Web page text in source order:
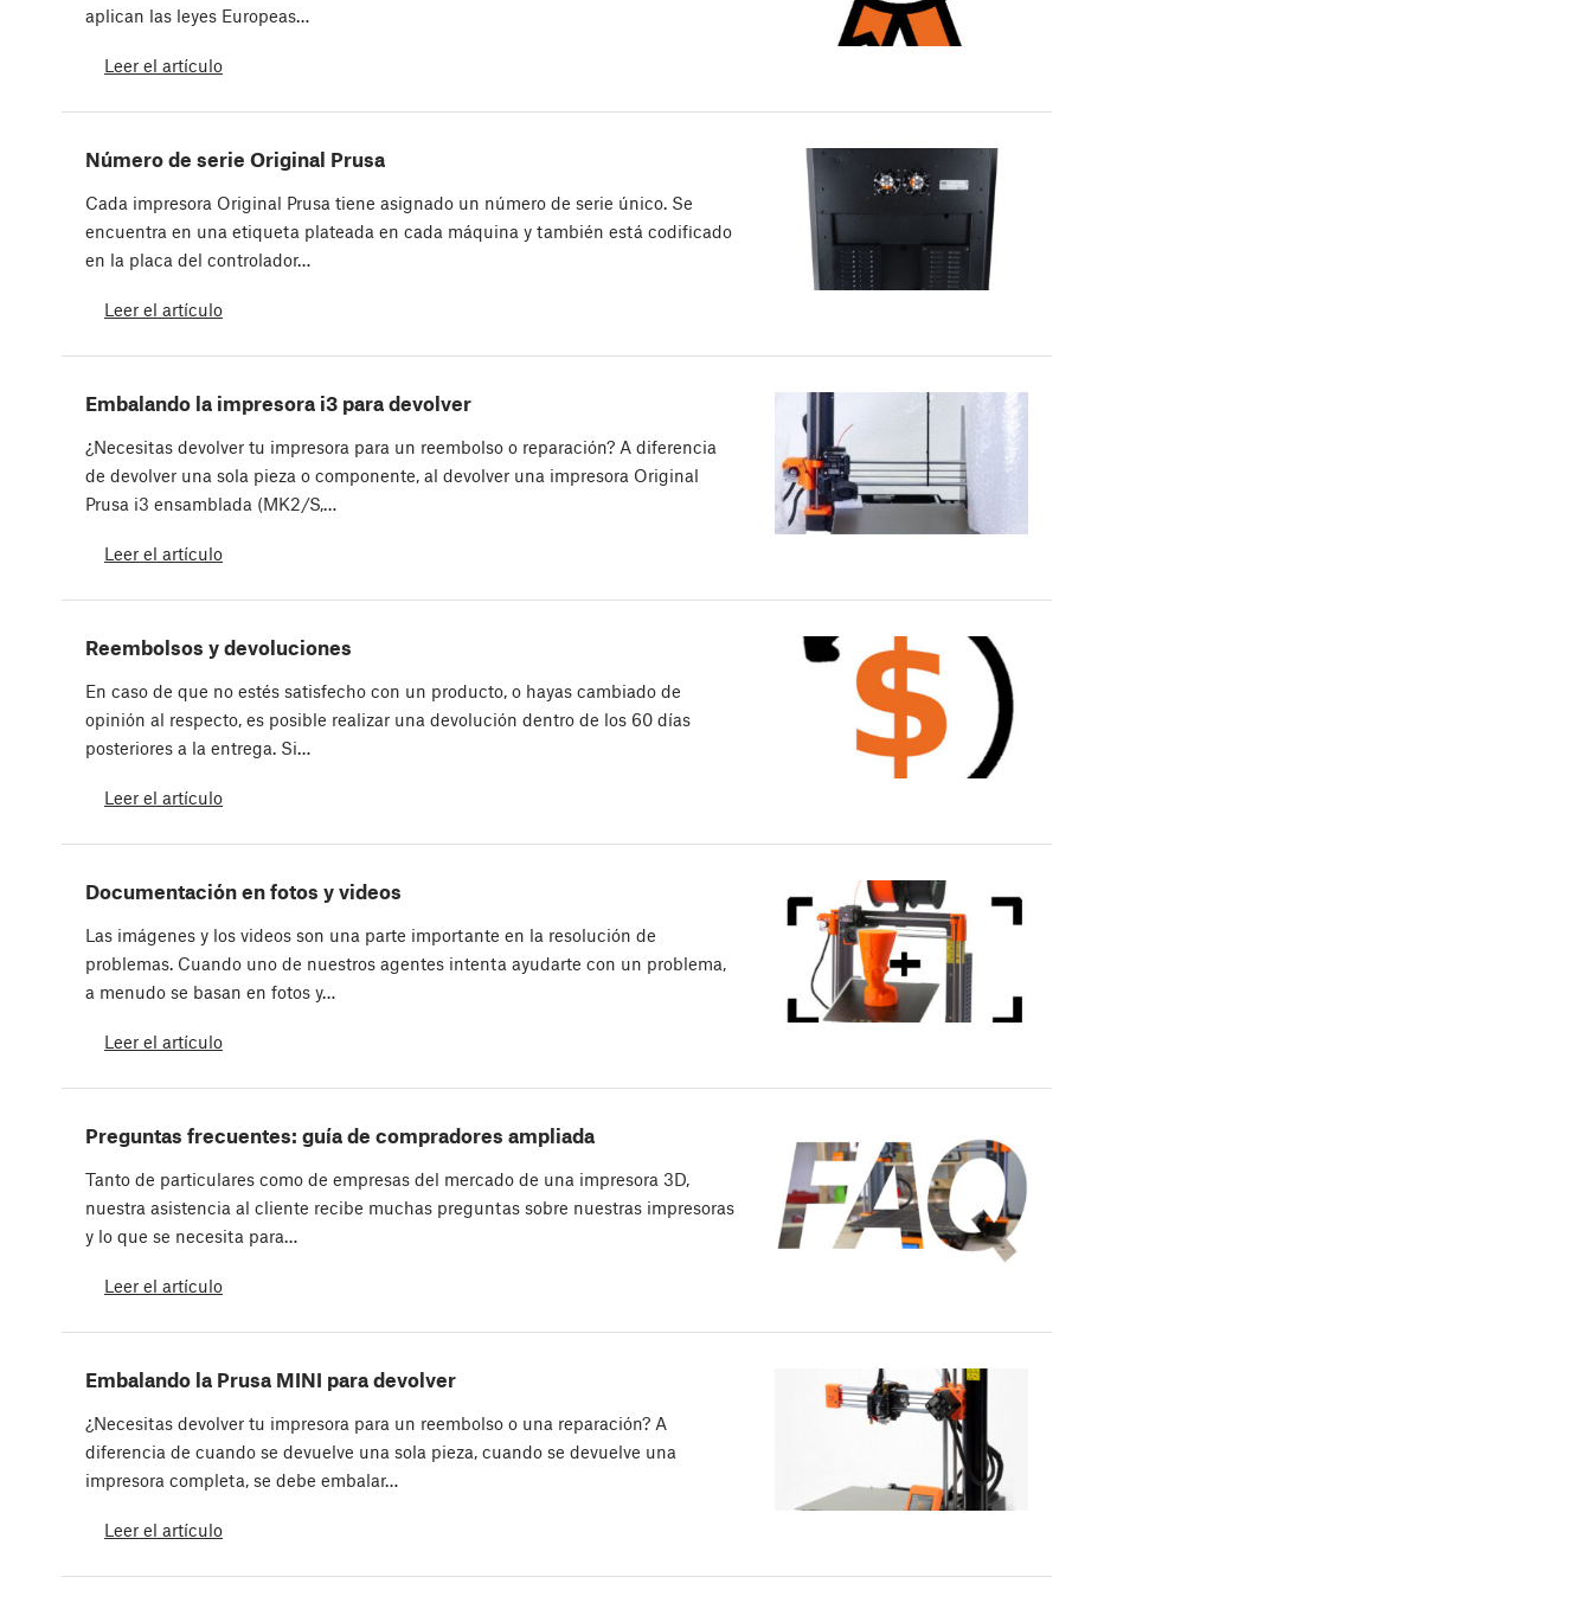
aplican las leyes Europeas…
Leer el artículo
Número de serie Original Prusa
Cada impresora Original Prusa tiene asignado un número de serie único. Se
encuentra en una etiqueta plateada en cada máquina y también está codificado
en la placa del controlador…
Leer el artículo
Embalando la impresora i3 para devolver
¿Necesitas devolver tu impresora para un reembolso o reparación? A diferencia
de devolver una sola pieza o componente, al devolver una impresora Original
Prusa i3 ensamblada (MK2/S,…
Leer el artículo
Reembolsos y devoluciones
En caso de que no estés satisfecho con un producto, o hayas cambiado de
opinión al respecto, es posible realizar una devolución dentro de los 60 días
posteriores a la entrega. Si…
Leer el artículo
Documentación en fotos y videos
Las imágenes y los videos son una parte importante en la resolución de
problemas. Cuando uno de nuestros agentes intenta ayudarte con un problema,
a menudo se basan en fotos y…
Leer el artículo
Preguntas frecuentes: guía de compradores ampliada
Tanto de particulares como de empresas del mercado de una impresora 3D,
nuestra asistencia al cliente recibe muchas preguntas sobre nuestras impresoras
y lo que se necesita para…
Leer el artículo
Embalando la Prusa MINI para devolver
¿Necesitas devolver tu impresora para un reembolso o una reparación? A
diferencia de cuando se devuelve una sola pieza, cuando se devuelve una
impresora completa, se debe embalar…
Leer el artículo